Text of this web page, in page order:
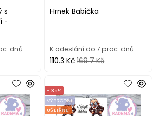
s
-
dnů
Hrnek Babička
K odeslání do 7 prac. dnů
110.3 Kč 169.7 Kč
- 35%
VÝPRODEJ
UŠETŘÍTE